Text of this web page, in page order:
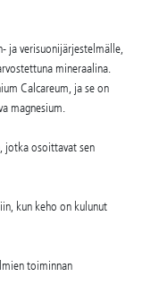
ja verisuonijärjestelmälle,
mineraalina.
Calcareum, ja se on
magnesium.
jotka osoittavat sen
kun keho on kulunut
toiminnan